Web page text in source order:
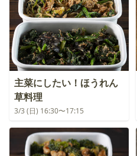
主菜にしたい！ほうれん
草料理
3/3 (日) 16:30〜17:15